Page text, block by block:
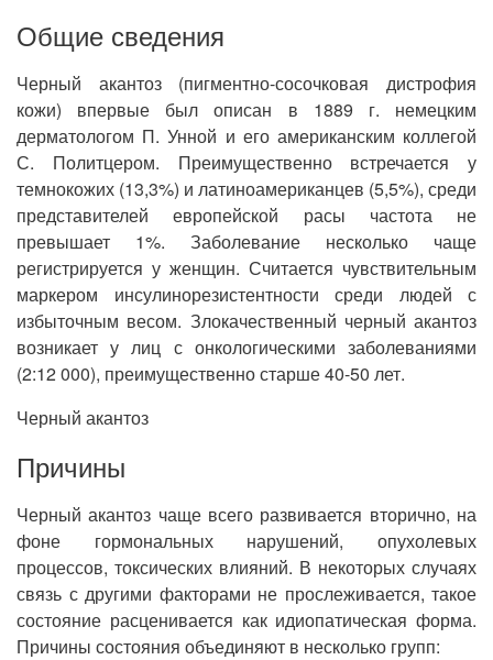
Общие сведения
Черный акантоз (пигментно-сосочковая дистрофия
кожи) впервые был описан в 1889 г. немецким
дерматологом П. Унной и его американским коллегой
С. Политцером. Преимущественно встречается у
темнокожих (13,3%) и латиноамериканцев (5,5%), среди
представителей европейской расы частота не
превышает 1%. Заболевание несколько чаще
регистрируется у женщин. Считается чувствительным
маркером инсулинорезистентности среди людей с
избыточным весом. Злокачественный черный акантоз
возникает у лиц с онкологическими заболеваниями
(2:12 000), преимущественно старше 40-50 лет.
Черный акантоз
Причины
Черный акантоз чаще всего развивается вторично, на
фоне гормональных нарушений, опухолевых
процессов, токсических влияний. В некоторых случаях
связь с другими факторами не прослеживается, такое
состояние расценивается как идиопатическая форма.
Причины состояния объединяют в несколько групп: